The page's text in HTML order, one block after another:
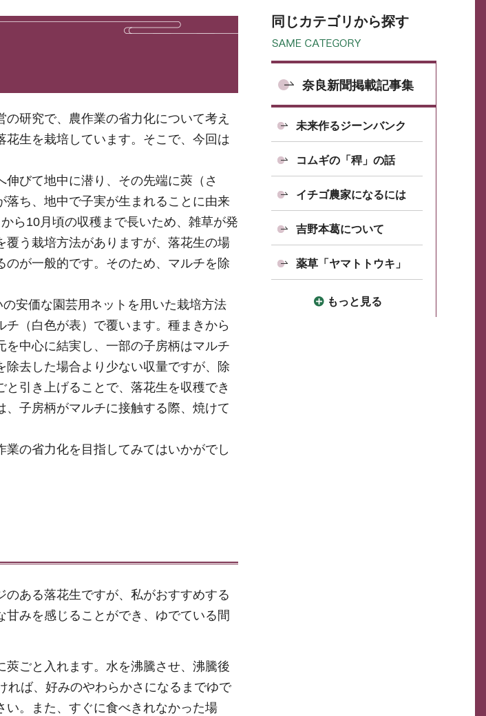
研究で、農作業の省力化について考え
生を栽培しています。そこで、今回は
びて地中に潜り、その先端に莢（さ
ち、地中で子実が生まれることに由来
ら10月頃の収穫まで長いため、雑草が発
う栽培方法がありますが、落花生の場
が一般的です。そのため、マルチを除
安価な園芸用ネットを用いた栽培方法
（白色が表）で覆います。種まきから
中心に結実し、一部の子房柄はマルチ
去した場合より少ない収量ですが、除
引き上げることで、落花生を収穫でき
子房柄がマルチに接触する際、焼けて
の省力化を目指してみてはいかがでし
ある落花生ですが、私がおすすめする
みを感じることができ、ゆでている間
ごと入れます。水を沸騰させ、沸騰後
れば、好みのやわらかさになるまでゆで
。また、すぐに食べきれなかった場
同じカテゴリから探す
奈良新聞掲載記事集
未来作るジーンバンク
コムギの「稈」の話
イチゴ農家になるには
吉野本葛について
薬草「ヤマトトウキ」
もっと見る